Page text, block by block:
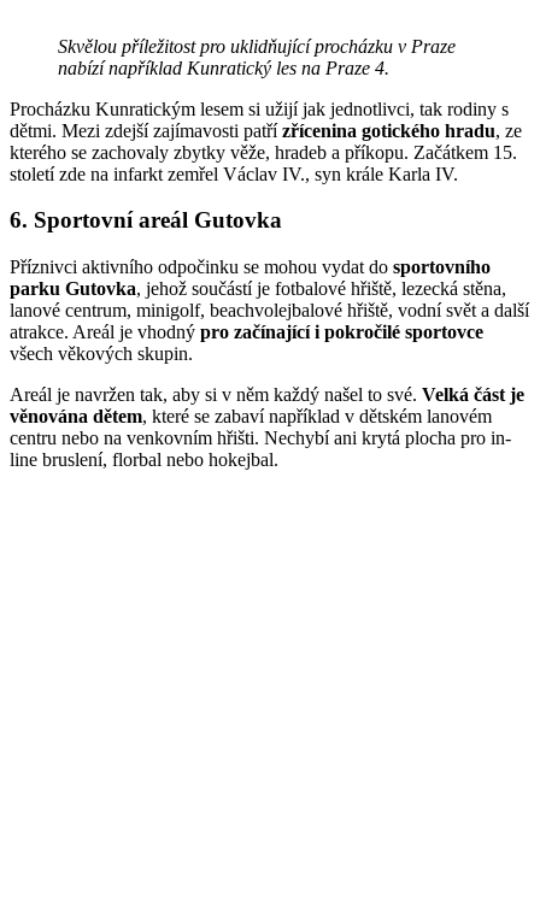
Skvělou příležitost pro uklidňující procházku v Praze
nabízí například Kunratický les na Praze 4.
Procházku Kunratickým lesem si užijí jak jednotlivci, tak rodiny s
dětmi. Mezi zdejší zajímavosti patřízřícenina gotického hradu, ze
kterého se zachovaly zbytky věže, hradeb a příkopu. Začátkem 15.
století zde na infarkt zemřel Václav IV., syn krále Karla IV.
6. Sportovní areál Gutovka
Příznivci aktivního odpočinku se mohou vydat do sportovního
parku Gutovka, jehož součástí je fotbalové hřiště, lezecká stěna,
lanové centrum, minigolf, beachvolejbalové hřiště, vodní svět a další
atrakce. Areál je vhodný pro začínající i pokročilé sportovce
všech věkových skupin.
Areál je navržen tak, aby si v něm každý našel to své. Velká část je
věnována dětem, které se zabaví například v dětském lanovém
centru nebo na venkovním hřišti. Nechybí ani krytá plocha pro in-
line bruslení, florbal nebo hokejbal.